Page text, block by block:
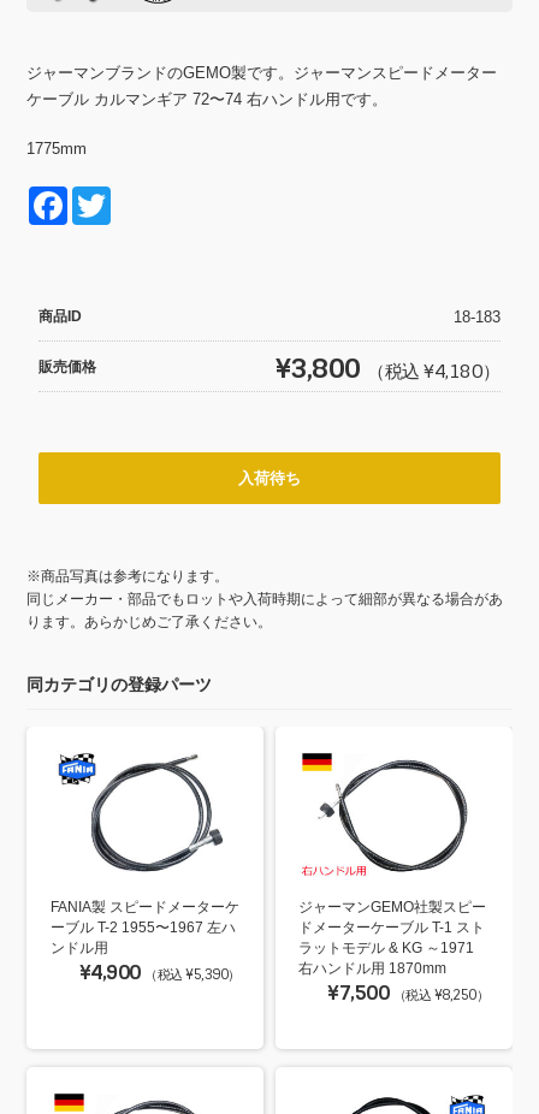
ジャーマンブランドのGEMO製です。ジャーマンスピードメーター
ケーブル カルマンギア 72〜74 右ハンドル用です。
1775mm
F
e
b
o
商品ID 18-183
販売価格 ¥3,800 （税込 ¥4,180）
入荷待ち
※商品写真は参考になります。
同じメーカー・部品でもロットや入荷時期によって細部が異なる場合があ
ります。あらかじめご了承ください。
同カテゴリの登録パーツ
FANIA製 スピードメーターケ
ーブル T-2 1955〜1967 左ハ
ンドル用
¥4,900 （税込 ¥5,390）
ジャーマンGEMO社製スピー
ドメーターケーブル T-1 スト
ラットモデル & KG ～1971
右ハンドル用 1870mm
¥7,500 （税込 ¥8,250）